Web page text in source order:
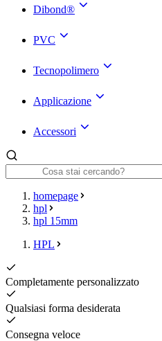
Dibond®
PVC
Tecnopolimero
Applicazione
Accessori
homepage
hpl
hpl 15mm
HPL
Completamente personalizzato
Qualsiasi forma desiderata
Consegna veloce